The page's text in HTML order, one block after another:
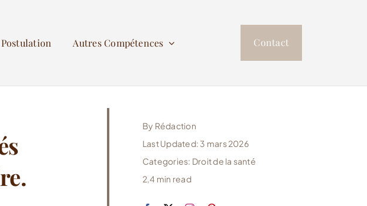
Postulation Autres Compétences Contact
By Rédaction
Last Updated: 3 mars 2026
Categories: Droit de la santé
2,4 min read